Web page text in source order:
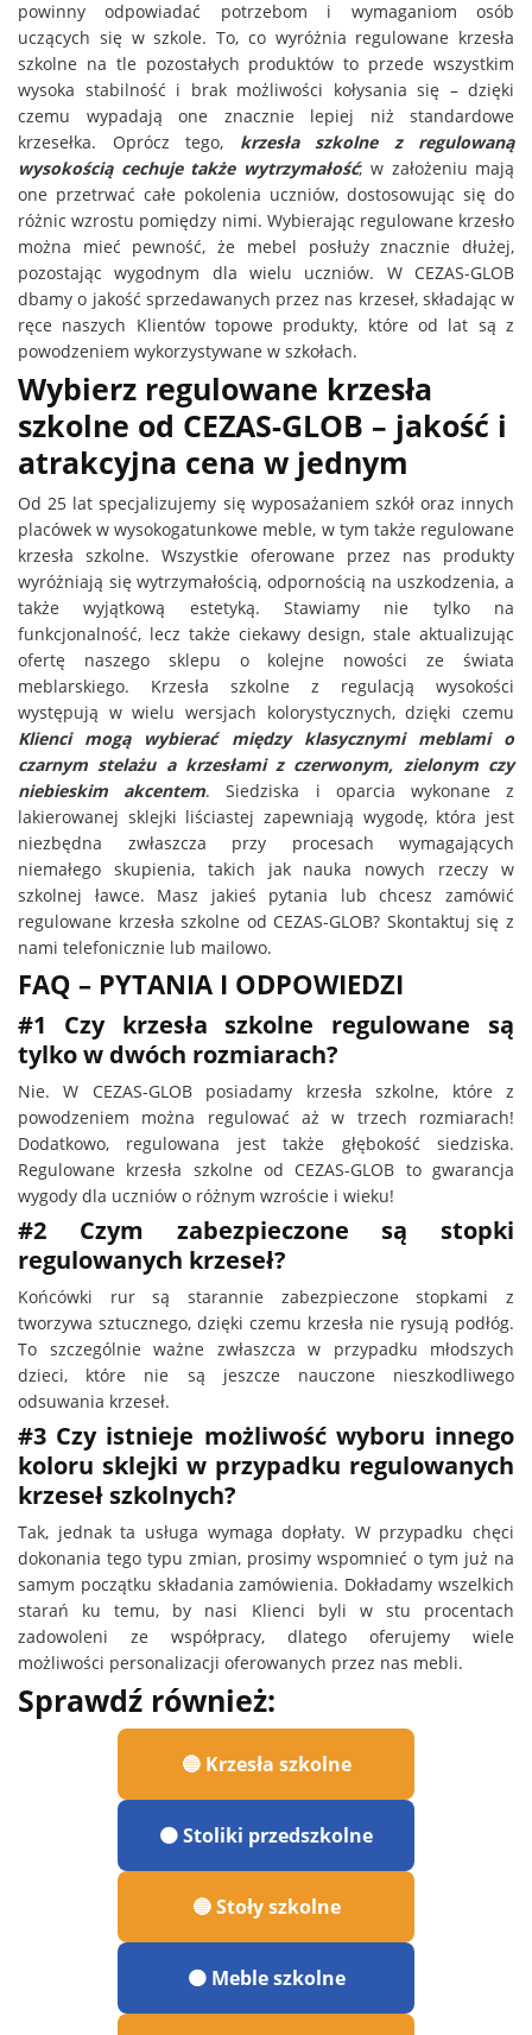
powinny odpowiadać potrzebom i wymaganiom osób
uczących się w szkole. To, co wyróżnia regulowane krzesła
szkolne na tle pozostałych produktów to przede wszystkim
wysoka stabilność i brak możliwości kołysania się – dzięki
czemu wypadają one znacznie lepiej niż standardowe
krzesełka. Oprócz tego, krzesła szkolne z regulowaną
wysokością cechuje także wytrzymałość; w założeniu mają
one przetrwać całe pokolenia uczniów, dostosowując się do
różnic wzrostu pomiędzy nimi. Wybierając regulowane krzesło
można mieć pewność, że mebel posłuży znacznie dłużej,
pozostając wygodnym dla wielu uczniów. W CEZAS-GLOB
dbamy o jakość sprzedawanych przez nas krzeseł, składając w
ręce naszych Klientów topowe produkty, które od lat są z
powodzeniem wykorzystywane w szkołach.
Wybierz regulowane krzesła
szkolne od CEZAS-GLOB – jakość i
atrakcyjna cena w jednym
Od 25 lat specjalizujemy się wyposażaniem szkół oraz innych
placówek w wysokogatunkowe meble, w tym także regulowane
krzesła szkolne. Wszystkie oferowane przez nas produkty
wyróżniają się wytrzymałością, odpornością na uszkodzenia, a
także wyjątkową estetyką. Stawiamy nie tylko na
funkcjonalność, lecz także ciekawy design, stale aktualizując
ofertę naszego sklepu o kolejne nowości ze świata
meblarskiego. Krzesła szkolne z regulacją wysokości
występują w wielu wersjach kolorystycznych, dzięki czemu
Klienci mogą wybierać między klasycznymi meblami o
czarnym stelażu a krzesłami z czerwonym, zielonym czy
niebieskim akcentem. Siedziska i oparcia wykonane z
lakierowanej sklejki liściastej zapewniają wygodę, która jest
niezbędna zwłaszcza przy procesach wymagających
niemałego skupienia, takich jak nauka nowych rzeczy w
szkolnej ławce. Masz jakieś pytania lub chcesz zamówić
regulowane krzesła szkolne od CEZAS-GLOB? Skontaktuj się z
nami telefonicznie lub mailowo.
FAQ – PYTANIA I ODPOWIEDZI
#1 Czy krzesła szkolne regulowane są
tylko w dwóch rozmiarach?
Nie. W CEZAS-GLOB posiadamy krzesła szkolne, które z
powodzeniem można regulować aż w trzech rozmiarach!
Dodatkowo, regulowana jest także głębokość siedziska.
Regulowane krzesła szkolne od CEZAS-GLOB to gwarancja
wygody dla uczniów o różnym wzroście i wieku!
#2 Czym zabezpieczone są stopki
regulowanych krzeseł?
Końcówki rur są starannie zabezpieczone stopkami z
tworzywa sztucznego, dzięki czemu krzesła nie rysują podłóg.
To szczególnie ważne zwłaszcza w przypadku młodszych
dzieci, które nie są jeszcze nauczone nieszkodliwego
odsuwania krzeseł.
#3 Czy istnieje możliwość wyboru innego
koloru sklejki w przypadku regulowanych
krzeseł szkolnych?
Tak, jednak ta usługa wymaga dopłaty. W przypadku chęci
dokonania tego typu zmian, prosimy wspomnieć o tym już na
samym początku składania zamówienia. Dokładamy wszelkich
starań ku temu, by nasi Klienci byli w stu procentach
zadowoleni ze współpracy, dlatego oferujemy wiele
możliwości personalizacji oferowanych przez nas mebli.
Sprawdź również:
🔵 Krzesła szkolne
🟠 Stoliki przedszkolne
🔵 Stoły szkolne
🟠 Meble szkolne